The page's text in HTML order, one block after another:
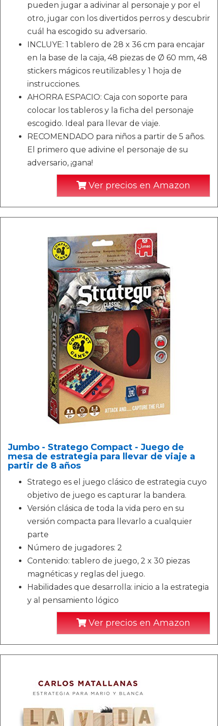
pueden jugar a adivinar al personaje y por el
otro, jugar con los divertidos perros y descubrir
cuál ha escogido su adversario.
INCLUYE: 1 tablero de 28 x 36 cm para encajar
en la base de la caja, 48 piezas de Ø 60 mm, 48
stickers mágicos reutilizables y 1 hoja de
instrucciones.
AHORRA ESPACIO: Caja con soporte para
colocar los tableros y la ficha del personaje
escogido. Ideal para llevar de viaje.
RECOMENDADO para niños a partir de 5 años.
El primero que adivine el personaje de su
adversario, ¡gana!
Ver precios en Amazon
Jumbo - Stratego Compact - Juego de
mesa de estrategia para llevar de viaje a
partir de 8 años
Stratego es el juego clásico de estrategia cuyo
objetivo de juego es capturar la bandera.
Versión clásica de toda la vida pero en su
versión compacta para llevarlo a cualquier
parte
Número de jugadores: 2
Contenido: tablero de juego, 2 x 30 piezas
magnéticas y reglas del juego.
Habilidades que desarrolla: inicio a la estrategia
y al pensamiento lógico
Ver precios en Amazon